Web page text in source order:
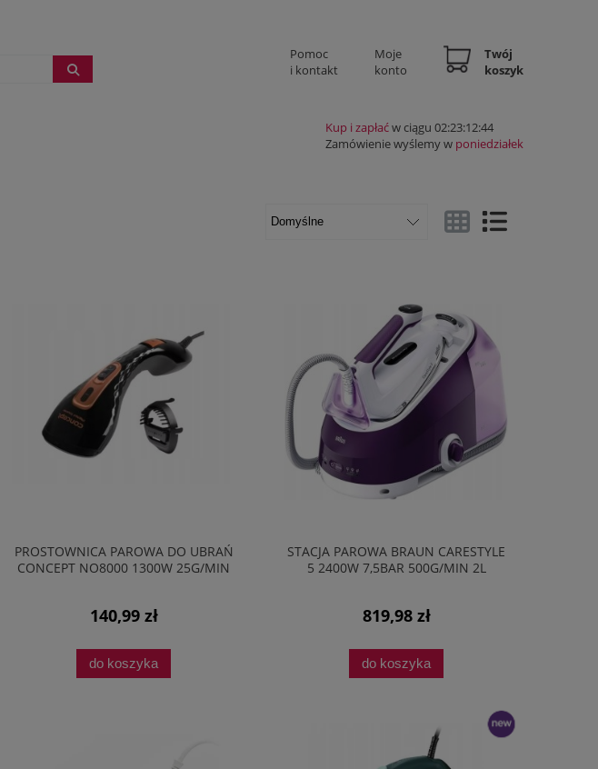
Pomoc
i kontakt
Moje
konto
Twój
koszyk
Kup i zapłaćw ciągu 02:23:12:44
Zamówienie wyślemy w poniedziałek
Widok ze zdjęciem
Widok pełny
PROSTOWNICA PAROWA DO UBRAŃ
CONCEPT NO8000 1300W 25G/MIN
140,99 zł
do koszyka
STACJA PAROWA BRAUN CARESTYLE
5 2400W 7,5BAR 500G/MIN 2L
819,98 zł
do koszyka